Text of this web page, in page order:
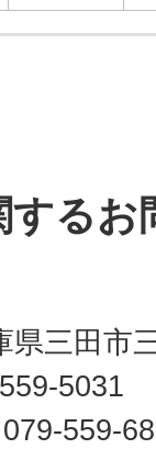
するお
県三田市
5031
559-